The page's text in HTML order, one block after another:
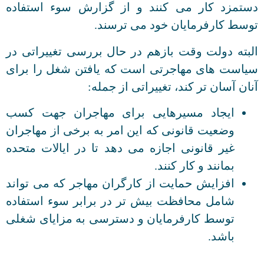
دستمزد کار می کنند و از گزارش سوء استفاده
توسط کارفرمایان خود می ترسند.
البته دولت وقت بازهم در حال بررسی تغییراتی در
سیاست های مهاجرتی است که یافتن شغل را برای
آنان آسان تر کند، تغییراتی از جمله:
ایجاد مسیرهایی برای مهاجران جهت کسب
وضعیت قانونی که این امر به برخی از مهاجران
غیر قانونی اجازه می دهد تا در ایالات متحده
بمانند و کار کنند.
افزایش حمایت از کارگران مهاجر که می تواند
شامل محافظت بیش تر در برابر سوء استفاده
توسط کارفرمایان و دسترسی به مزایای شغلی
باشد.